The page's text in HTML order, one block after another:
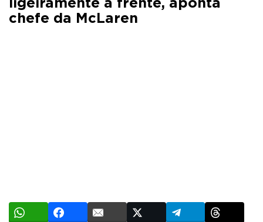
ligeiramente à frente, aponta
chefe da McLaren